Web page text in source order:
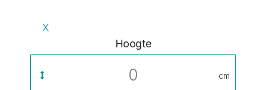
X
Hoogte
cm